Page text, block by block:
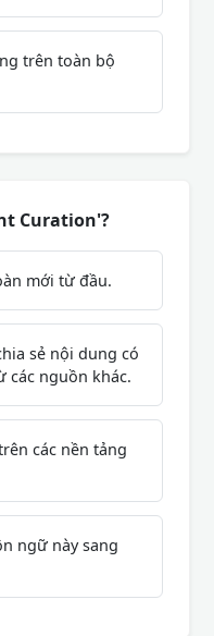
trên toàn bộ
Curation'?
mới từ đầu.
sẻ nội dung có
các nguồn khác.
các nền tảng
ngữ này sang